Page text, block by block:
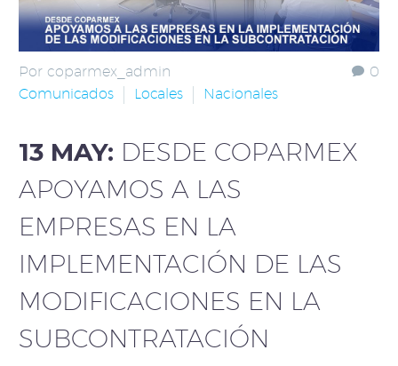
0
Por coparmex_admin
Comunicados
Locales Nacionales
13 MAY: DESDE COPARMEX
APOYAMOS A LAS
EMPRESAS EN LA
IMPLEMENTACIÓN DE LAS
MODIFICACIONES EN LA
SUBCONTRATACIÓN